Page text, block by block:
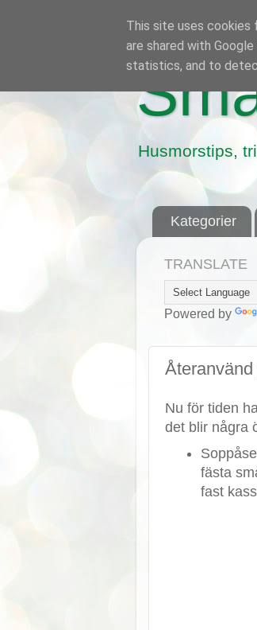
Husmorstips,
Kategorier
TRANSLATE
Powered by
Nu för tiden
det blir några
fästa
fast
This site uses cookies
are shared with
statistics, and to